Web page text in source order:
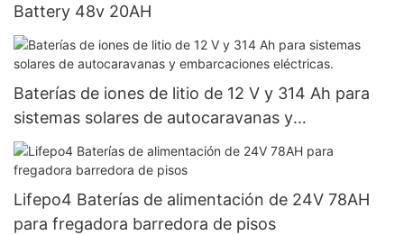
Battery 48v 20AH
Baterías de iones de litio de 12 V y 314 Ah para
sistemas solares de autocaravanas y
embarcaciones eléctricas.
Lifepo4 Baterías de alimentación de 24V 78AH
para fregadora barredora de pisos